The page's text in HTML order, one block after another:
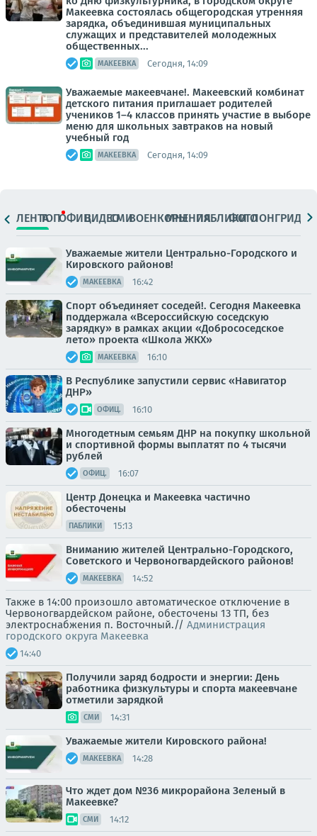
Макеевка состоялась общегородская утренняя
зарядка, объединившая муниципальных
служащих и представителей молодежных
общественных...
МАКЕЕВКА Сегодня, 14:09
Уважаемые макеевчане!. Макеевский комбинат
детского питания приглашает родителей
учеников 1–4 классов принять участие в выборе
меню для школьных завтраков на новый
учебный год
МАКЕЕВКА Сегодня, 14:09
ЛЕНТАТОПОФИЦ.ВИДЕОСМИВОЕНКОРЫМНЕНИЯПАБЛИКИ
ФОТОЛОНГРИДЫ
Уважаемые жители Центрально-Городского и
Кировского районов!
МАКЕЕВКА 16:42
Спорт объединяет соседей!. Сегодня Макеевка
поддержала «Всероссийскую соседскую
зарядку» в рамках акции «Добрососедское
лето» проекта «Школа ЖКХ»
МАКЕЕВКА 16:10
В Республике запустили сервис «Навигатор
ДНР»
ОФИЦ. 16:10
Многодетным семьям ДНР на покупку школьной
и спортивной формы выплатят по 4 тысячи
рублей
ОФИЦ. 16:07
Центр Донецка и Макеевка частично
обесточены
ПАБЛИКИ 15:13
Вниманию жителей Центрально-Городского,
Советского и Червоногвардейского районов!
МАКЕЕВКА 14:52
Также в 14:00 произошло автоматическое отключение в
Червоногвардейском районе, обесточены 13 ТП, без
электроснабжения п. Восточный.// Администрация
городского округа Макеевка
14:40
Получили заряд бодрости и энергии: День
работника физкультуры и спорта макеевчане
отметили зарядкой
СМИ 14:31
Уважаемые жители Кировского района!
МАКЕЕВКА 14:28
Что ждет дом №36 микрорайона Зеленый в
Макеевке?
СМИ 14:12